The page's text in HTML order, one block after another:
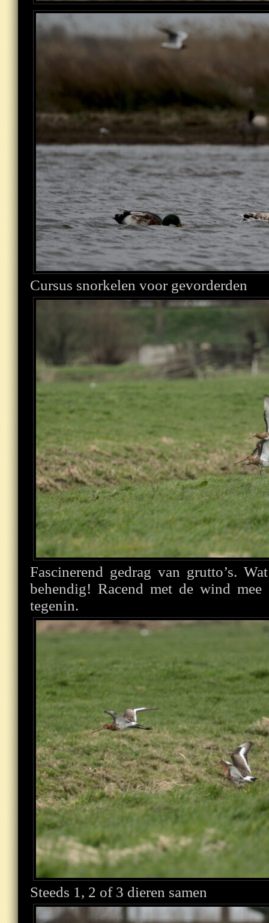
Cursus snorkelen voor gevorderden
Fascinerend gedrag van grutto’s.
behendig! Racend met de wind
tegenin.
Steeds 1, 2 of 3 dieren samen